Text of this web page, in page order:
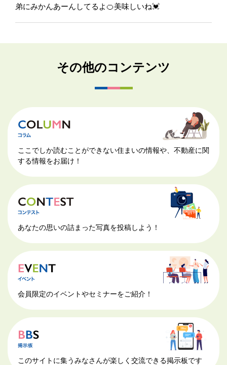
弟にみかんあーんしてるよ🍊美味しいね💓
その他のコンテンツ
ここでしか読むことができない住まいの情報や、不動産に関
する情報をお届け！
あなたの思いの詰まった写真を投稿しよう！
会員限定のイベントやセミナーをご紹介！
このサイトに集うみなさんが楽しく交流できる掲示板です